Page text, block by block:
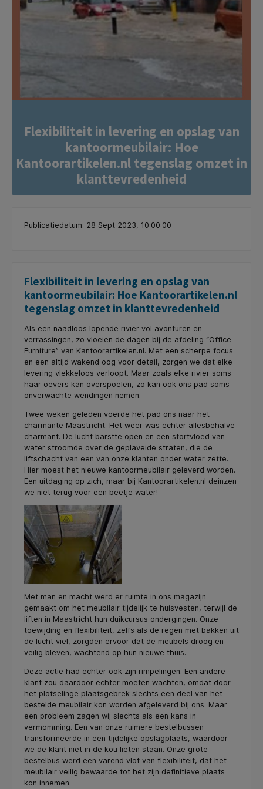
Flexibiliteit in levering en opslag van
kantoormeubilair: Hoe
Kantoorartikelen.nl tegenslag omzet in
klanttevredenheid
Publicatiedatum: 28 Sept 2023, 10:00:00
Flexibiliteit in levering en opslag van
kantoormeubilair: Hoe Kantoorartikelen.nl
tegenslag omzet in klanttevredenheid
Als een naadloos lopende rivier vol avonturen en
verrassingen, zo vloeien de dagen bij de afdeling “Office
Furniture” van Kantoorartikelen.nl. Met een scherpe focus
en een altijd wakend oog voor detail, zorgen we dat elke
levering vlekkeloos verloopt. Maar zoals elke rivier soms
haar oevers kan overspoelen, zo kan ook ons pad soms
onverwachte wendingen nemen.
Twee weken geleden voerde het pad ons naar het
charmante Maastricht. Het weer was echter allesbehalve
charmant. De lucht barstte open en een stortvloed van
water stroomde over de geplaveide straten, die de
liftschacht van een van onze klanten onder water zette.
Hier moest het nieuwe kantoormeubilair geleverd worden.
Een uitdaging op zich, maar bij Kantoorartikelen.nl deinzen
we niet terug voor een beetje water!
Met man en macht werd er ruimte in ons magazijn
gemaakt om het meubilair tijdelijk te huisvesten, terwijl de
liften in Maastricht hun duikcursus ondergingen. Onze
toewijding en flexibiliteit, zelfs als de regen met bakken uit
de lucht viel, zorgden ervoor dat de meubels droog en
veilig bleven, wachtend op hun nieuwe thuis.
Deze actie had echter ook zijn rimpelingen. Een andere
klant zou daardoor echter moeten wachten, omdat door
het plotselinge plaatsgebrek slechts een deel van het
bestelde meubilair kon worden afgeleverd bij ons. Maar
een probleem zagen wij slechts als een kans in
vermomming. Een van onze ruimere bestelbussen
transformeerde in een tijdelijke opslagplaats, waardoor
we de klant niet in de kou lieten staan. Onze grote
bestelbus werd een varend vlot van flexibiliteit, dat het
meubilair veilig bewaarde tot het zijn definitieve plaats
kon innemen.